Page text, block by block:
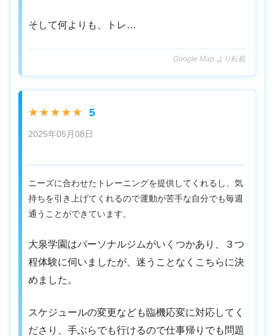
そして何よりも、トレ…
Google Map より転載
★★★★★ 5
2025年05月08日
ニーズに合わせたトレーニングを提供してくれるし、気
持ちを引き上げてくれるので運動が苦手な自分でも毎週
通うことができています。
大泉学園はパーソナルジムがいくつかあり、３つ
程体験に伺いましたが、迷うことなくこちらに決
めました。
スケジュールの変更なども臨機応変に対応してく
ださり、手ぶらでも行けるので仕事帰りでも問題